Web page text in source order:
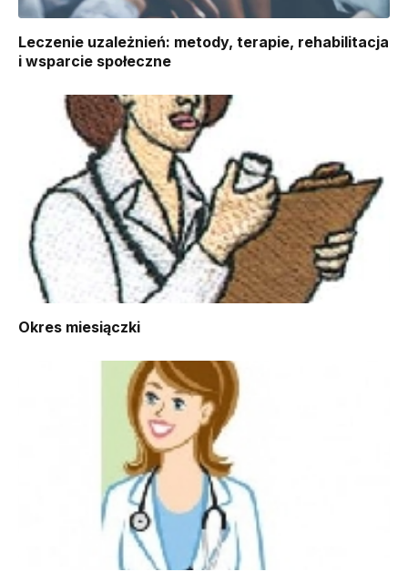
Leczenie uzależnień: metody, terapie, rehabilitacja
i wsparcie społeczne
Okres miesiączki